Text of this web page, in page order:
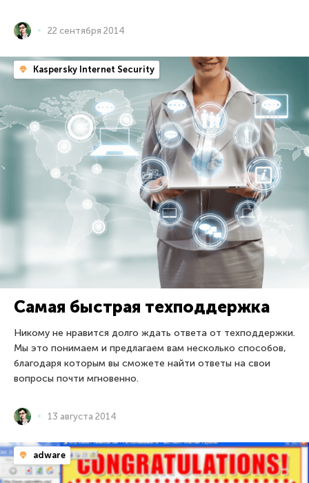
22 сентября 2014
Kaspersky Internet Security
Самая быстрая техподдержка
Никому не нравится долго ждать ответа от техподдержки.
Мы это понимаем и предлагаем вам несколько способов,
благодаря которым вы сможете найти ответы на свои
вопросы почти мгновенно.
13 августа 2014
adware